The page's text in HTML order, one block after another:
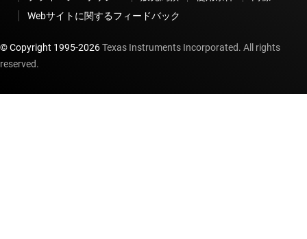
Webサイトに関するフィードバック
© Copyright 1995-2026Texas Instruments Incorporated. All rights
reserved.